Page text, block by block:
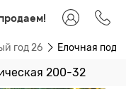
год 26 Елочная
200-32